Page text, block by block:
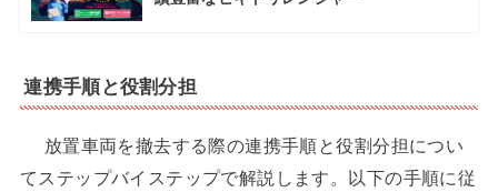
連携手順と役割分担
放置車両を撤去する際の連携手順と役割分担につい
てステップバイステップで解説します。以下の手順に従